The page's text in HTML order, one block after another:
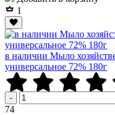
1
в наличии Мыло
универсальное 72% 180г
-
74Р